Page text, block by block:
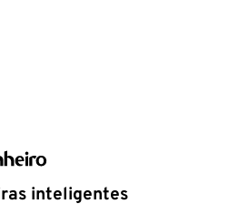
inteligentes